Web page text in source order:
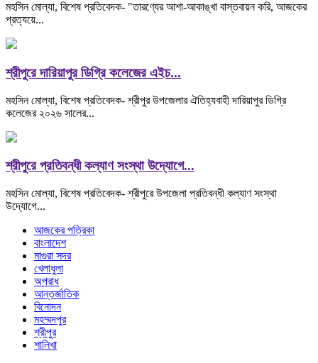
মহসিন মোল্যা, বিশেষ প্রতিবেদক- "তারণ্যের আশা-আকাঙ্খা বাস্তবায়ন করি, আজকের
প্রত্যয়ে...
শ্রীপুরে দারিয়াপুর ডিগ্রি কলেজের এইচ...
মহসিন মোল্যা, বিশেষ প্রতিবেদক- শ্রীপুর উপজেলার ঐতিহ্যবাহী দারিয়াপুর ডিগ্রি
কলেজের ২০২৬ সালের...
শ্রীপুরে প্রতিবন্ধী কল্যাণ সংস্থা উদ্যোগে...
মহসিন মোল্যা, বিশেষ প্রতিবেদক- শ্রীপুরে উপজেলা প্রতিবন্ধী কল্যাণ সংস্থা
উদ্যোগে...
আজকের পত্রিকা
বাংলাদেশ
মাগুরা সদর
খেলাধুলা
অপরাধ
আন্তর্জাতিক
বিনোদন
মহম্মদপুর
শ্রীপুর
শালিখা